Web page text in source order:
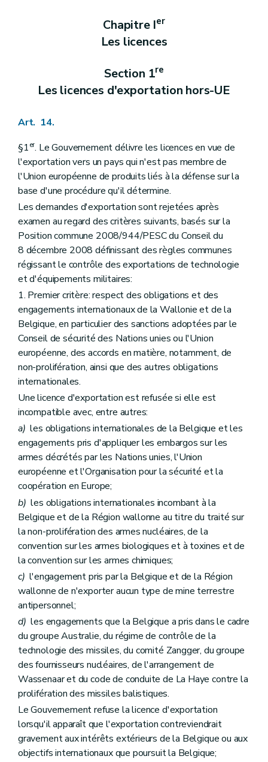
Chapitre Ier
Les licences
Section 1re
Les licences d'exportation hors-UE
Art. 14.
§1er. Le Gouvernement délivre les licences en vue de
l'exportation vers un pays qui n'est pas membre de
l'Union européenne de produits liés à la défense sur la
base d'une procédure qu'il détermine.
Les demandes d'exportation sont rejetées après
examen au regard des critères suivants, basés sur la
Position commune 2008/944/PESC du Conseil du
8 décembre 2008 définissant des règles communes
régissant le contrôle des exportations de technologie
et d'équipements militaires:
1. Premier critère: respect des obligations et des
engagements internationaux de la Wallonie et de la
Belgique, en particulier des sanctions adoptées par le
Conseil de sécurité des Nations unies ou l'Union
européenne, des accords en matière, notamment, de
non-prolifération, ainsi que des autres obligations
internationales.
Une licence d'exportation est refusée si elle est
incompatible avec, entre autres:
a) les obligations internationales de la Belgique et les
engagements pris d'appliquer les embargos sur les
armes décrétés par les Nations unies, l'Union
européenne et l'Organisation pour la sécurité et la
coopération en Europe;
b) les obligations internationales incombant à la
Belgique et de la Région wallonne au titre du traité sur
la non-prolifération des armes nucléaires, de la
convention sur les armes biologiques et à toxines et de
la convention sur les armes chimiques;
c) l'engagement pris par la Belgique et de la Région
wallonne de n'exporter aucun type de mine terrestre
antipersonnel;
d) les engagements que la Belgique a pris dans le cadre
du groupe Australie, du régime de contrôle de la
technologie des missiles, du comité Zangger, du groupe
des fournisseurs nucléaires, de l'arrangement de
Wassenaar et du code de conduite de La Haye contre la
prolifération des missiles balistiques.
Le Gouvernement refuse la licence d'exportation
lorsqu'il apparaît que l'exportation contreviendrait
gravement aux intérêts extérieurs de la Belgique ou aux
objectifs internationaux que poursuit la Belgique;